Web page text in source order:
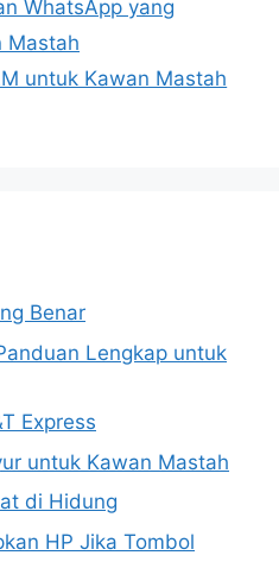
WhatsApp yang
Mastah
untuk Kawan Mastah
Benar
Lengkap untuk
Express
untuk Kawan Mastah
di Hidung
HP Jika Tombol